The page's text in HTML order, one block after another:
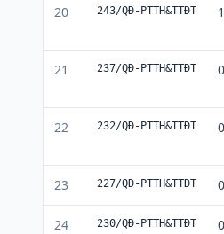
20 243/QĐ-PTTH&TTĐT
21 237/QĐ-PTTH&TTĐT
22 232/QĐ-PTTH&TTĐT
23 227/QĐ-PTTH&TTĐT
24 230/QĐ-PTTH&TTĐT